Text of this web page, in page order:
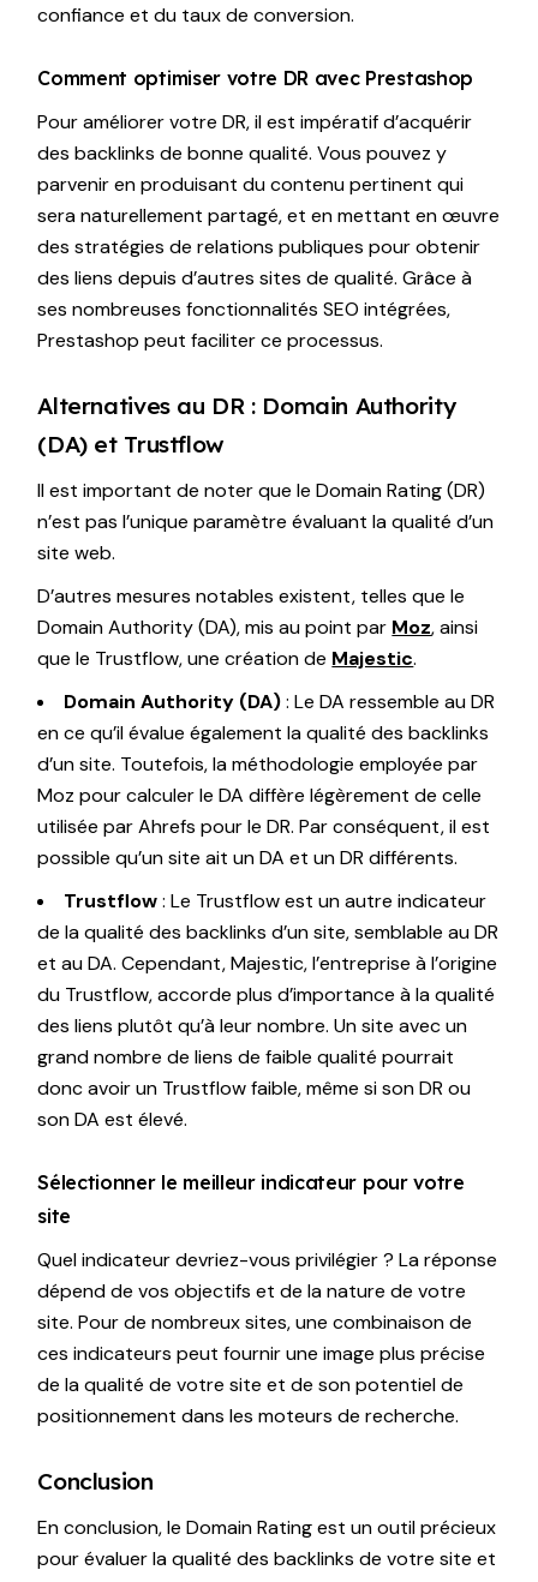
confiance et du taux de conversion.
Comment optimiser votre DR avec Prestashop
Pour améliorer votre DR, il est impératif d’acquérir
des backlinks de bonne qualité. Vous pouvez y
parvenir en produisant du contenu pertinent qui
sera naturellement partagé, et en mettant en œuvre
des stratégies de relations publiques pour obtenir
des liens depuis d’autres sites de qualité. Grâce à
ses nombreuses fonctionnalités SEO intégrées,
Prestashop peut faciliter ce processus.
Alternatives au DR : Domain Authority
(DA) et Trustflow
Il est important de noter que le Domain Rating (DR)
n’est pas l’unique paramètre évaluant la qualité d’un
site web.
D’autres mesures notables existent, telles que le
Domain Authority (DA), mis au point par Moz, ainsi
que le Trustflow, une création de Majestic.
Domain Authority (DA): Le DA ressemble au DR
en ce qu’il évalue également la qualité des backlinks
d’un site. Toutefois, la méthodologie employée par
Moz pour calculer le DA diffère légèrement de celle
utilisée par Ahrefs pour le DR. Par conséquent, il est
possible qu’un site ait un DA et un DR différents.
Trustflow: Le Trustflow est un autre indicateur
de la qualité des backlinks d’un site, semblable au DR
et au DA. Cependant, Majestic, l’entreprise à l’origine
du Trustflow, accorde plus d’importance à la qualité
des liens plutôt qu’à leur nombre. Un site avec un
grand nombre de liens de faible qualité pourrait
donc avoir un Trustflow faible, même si son DR ou
son DA est élevé.
Sélectionner le meilleur indicateur pour votre
site
Quel indicateur devriez-vous privilégier ? La réponse
dépend de vos objectifs et de la nature de votre
site. Pour de nombreux sites, une combinaison de
ces indicateurs peut fournir une image plus précise
de la qualité de votre site et de son potentiel de
positionnement dans les moteurs de recherche.
Conclusion
En conclusion, le Domain Rating est un outil précieux
pour évaluer la qualité des backlinks de votre site et